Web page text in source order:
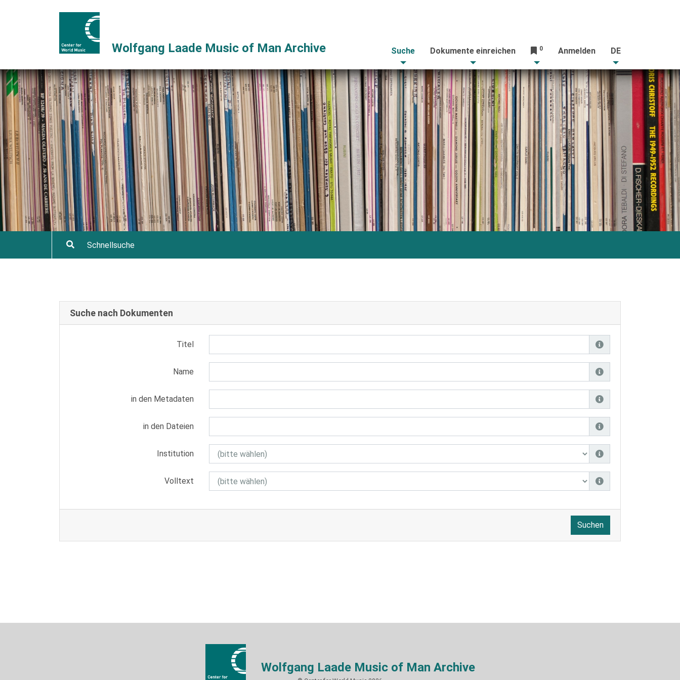
Wolfgang Laade Music of Man Archive Suche Dokumente einreichen 0 Anmelden DE
Suche nach Dokumenten
Titel
Name
in den Metadaten
in den Dateien
Institution
Volltext
Suchen
Wolfgang Laade Music of Man Archive